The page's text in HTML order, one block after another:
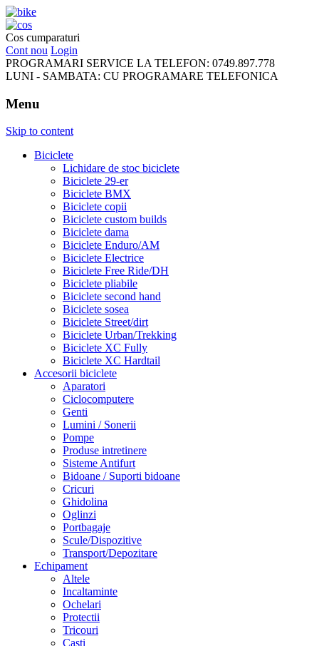
FreeRideBikes
Cos cumparaturi
Cont nou Login
PROGRAMARI SERVICE LA TELEFON: 0749.897.778
LUNI - SAMBATA: CU PROGRAMARE TELEFONICA
Menu
Skip to content
Biciclete
Lichidare de stoc biciclete
Biciclete 29-er
Biciclete BMX
Biciclete copii
Biciclete custom builds
Biciclete dama
Biciclete Enduro/AM
Biciclete Electrice
Biciclete Free Ride/DH
Biciclete pliabile
Biciclete second hand
Biciclete sosea
Biciclete Street/dirt
Biciclete Urban/Trekking
Biciclete XC Fully
Biciclete XC Hardtail
Accesorii biciclete
Aparatori
Ciclocomputere
Genti
Lumini / Sonerii
Pompe
Produse intretinere
Sisteme Antifurt
Bidoane / Suporti bidoane
Cricuri
Ghidolina
Oglinzi
Portbagaje
Scule/Dispozitive
Transport/Depozitare
Echipament
Altele
Incaltaminte
Ochelari
Protectii
Tricouri
Casti